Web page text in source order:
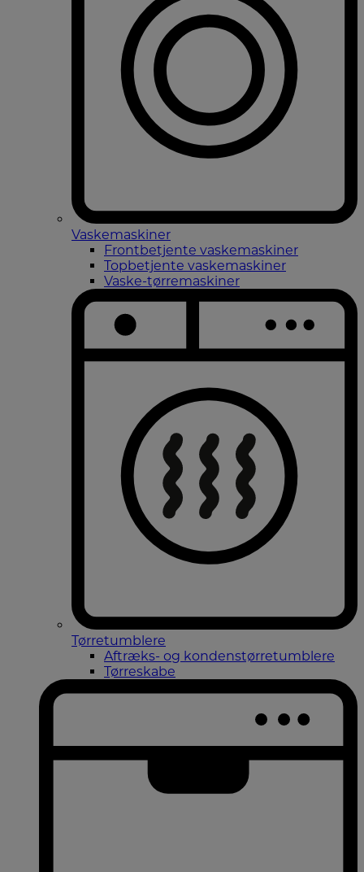
Vaskemaskiner
Frontbetjente vaskemaskiner
Topbetjente vaskemaskiner
Vaske-tørremaskiner
Tørretumblere
Aftræks- og kondenstørretumblere
Tørreskabe